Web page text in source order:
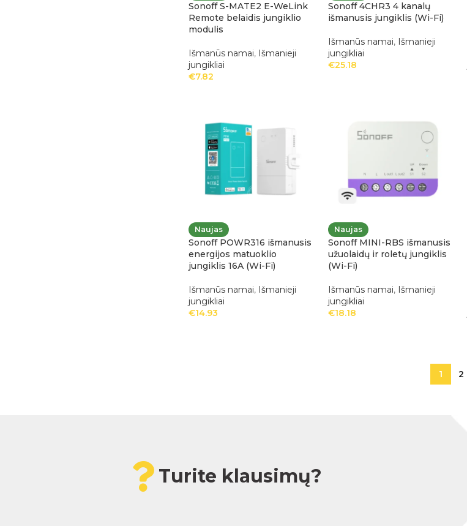
Sonoff S-MATE2 E-WeLink
Remote belaidis jungiklio
modulis
Išmanūs namai, Išmanieji
jungikliai
€7.82
Sonoff 4CHR3 4 kanalų
išmanusis jungiklis (Wi-Fi)
Išmanūs namai, Išmanieji
jungikliai
€25.18
Naujas
Sonoff POWR316 išmanusis
energijos matuoklio
jungiklis 16A (Wi-Fi)
Išmanūs namai, Išmanieji
jungikliai
€14.93
Naujas
Sonoff MINI-RBS išmanusis
užuolaidų ir roletų jungiklis
(Wi-Fi)
Išmanūs namai, Išmanieji
jungikliai
€18.18
1 2
Turite klausimų?